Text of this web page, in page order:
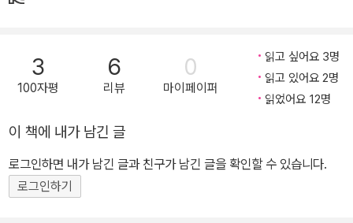
마치 추리 영화 시놉시스를 보는 것과 같은 느낌이 들어요. 책을 펼치
고 읽어 나가는 순간, 영화 속 명탐정 홈스가 된 자신을 발견할 수 있
unceda award)* 온 가족이 함께 풀어도 좋고, 혼자 풀어도 흥미진
진한 25개의 오싹한 수수께끼를 세련된 디자인과 그림으로 만나요!
『추리 게임』 속 25개의 수수께끼는 거대한 선박, 학교, 주택가, 호텔,
골동품 상점, 교도소, 왕국의 정원 등 저마다 개성 넘치는 공간에서 펼
3
100자평
6
리뷰
0
마이페이퍼
읽고 싶어요 3명
읽고 있어요 2명
읽었어요 12명
이 책에 내가 남긴 글
로그인하면 내가 남긴 글과 친구가 남긴 글을 확인할 수 있습니다.
로그인하기